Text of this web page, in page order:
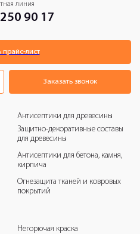
линия
90 17
прайс-лист
Антисептики для древесины
Защитно-декоративные составы
для древесины
Антисептики для бетона, камня,
кирпича
Огнезащита тканей и ковровых
покрытий
Негорючая краска
Заказать звонок